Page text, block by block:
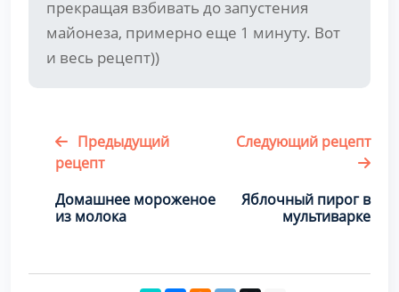
прекращая взбивать до запустения
майонеза, примерно еще 1 минуту. Вот
и весь рецепт))
Предыдущий
рецепт
Домашнее мороженое
из молока
Следующий рецепт
Яблочный пирог в
мультиварке